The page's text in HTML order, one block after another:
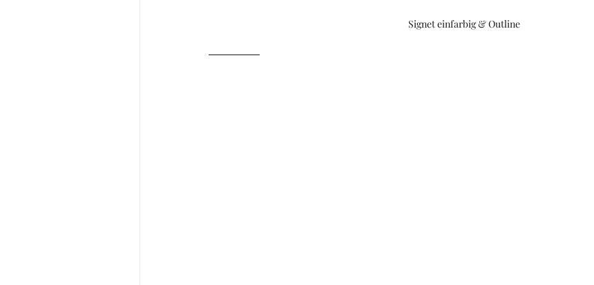
Signet einfarbig & Outline